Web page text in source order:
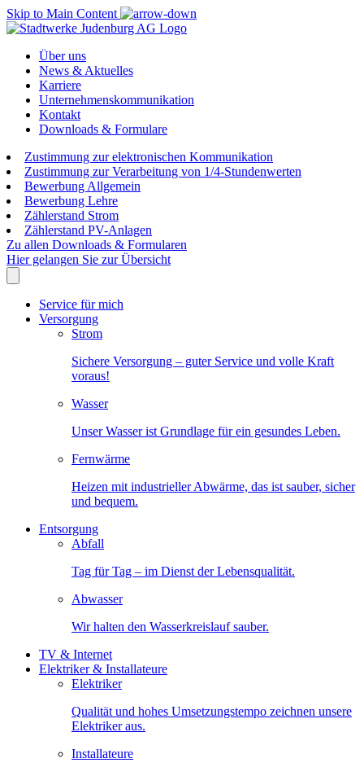
Skip to Main Content
Über uns
News & Aktuelles
Karriere
Unternehmenskommunikation
Kontakt
Downloads & Formulare
Zustimmung zur elektronischen Kommunikation
Zustimmung zur Verarbeitung von 1/4-Stundenwerten
Bewerbung Allgemein
Bewerbung Lehre
Zählerstand Strom
Zählerstand PV-Anlagen
Zu allen Downloads & Formularen
Hier gelangen Sie zur Übersicht
Service für mich
Versorgung
Strom
Sichere Versorgung – guter Service und volle Kraft
voraus!
Wasser
Unser Wasser ist Grundlage für ein gesundes Leben.
Fernwärme
Heizen mit industrieller Abwärme, das ist sauber, sicher
und bequem.
Entsorgung
Abfall
Tag für Tag – im Dienst der Lebensqualität.
Abwasser
Wir halten den Wasserkreislauf sauber.
TV & Internet
Elektriker & Installateure
Elektriker
Qualität und hohes Umsetzungstempo zeichnen unsere
Elektriker aus.
Installateure